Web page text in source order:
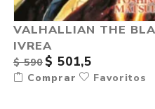
VALHALLIAN THE
IVREA
$ 590 $ 501,5
Comprar Favoritos